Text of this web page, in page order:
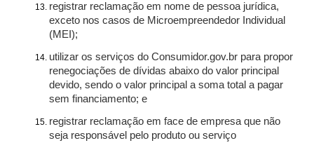
registrar reclamação em nome de pessoa jurídica,
exceto nos casos de Microempreendedor Individual
(MEI);
utilizar os serviços do Consumidor.gov.br para propor
renegociações de dívidas abaixo do valor principal
devido, sendo o valor principal a soma total a pagar
sem financiamento; e
registrar reclamação em face de empresa que não
seja responsável pelo produto ou serviço